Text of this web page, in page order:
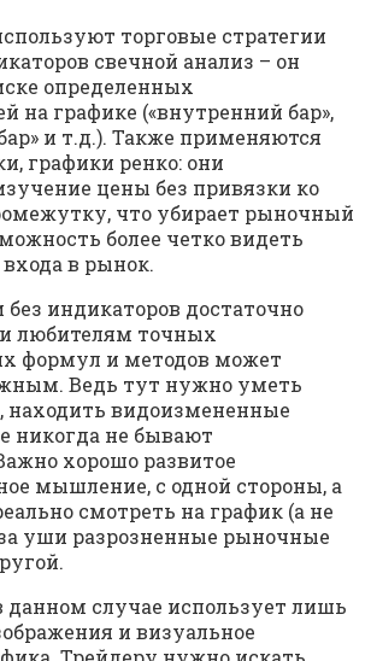
торговые стратегии
свечной анализ – он
определенных
на графике («внутренний бар»,
и т.д.). Также применяются
графики ренко: они
цены без привязки ко
что убирает рыночный
более четко видеть
в рынок.
индикаторов достаточно
любителям точных
формул и методов может
Ведь тут нужно уметь
находить видоизмененные
никогда не бывают
хорошо развитое
мышление, с одной стороны, а
смотреть на график (а не
уши разрозненные рыночные
случае использует лишь
и визуальное